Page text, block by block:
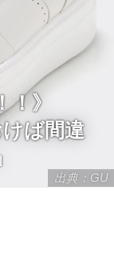
出典：GU
！》
けば間違